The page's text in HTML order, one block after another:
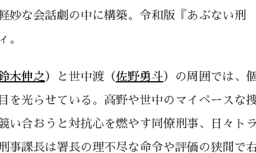
妙な会話劇の中に構築。令和版『あぶない刑
。
木伸之 ）と世中渡（佐野勇斗 ）の周囲では、個
を光らせている。高野や世中のマイペースな
い合おうと対抗心を燃やす同僚刑事、日々トラ
事課長は署長の理不尽な命令や評価の狭間で